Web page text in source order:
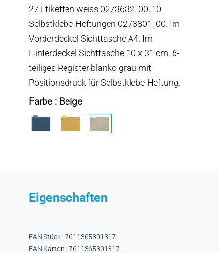
27 Etiketten weiss 0273632. 00, 10
Selbstklebe-Heftungen 0273801. 00. Im
Vorderdeckel Sichttasche A4. Im
Hinterdeckel Sichttasche 10 x 31 cm. 6-
teiliges Register blanko grau mit
Positionsdruck für Selbstklebe-Heftung.
Farbe : Beige
Eigenschaften
EAN Stück : 7611365301317
EAN Karton : 7611365301317